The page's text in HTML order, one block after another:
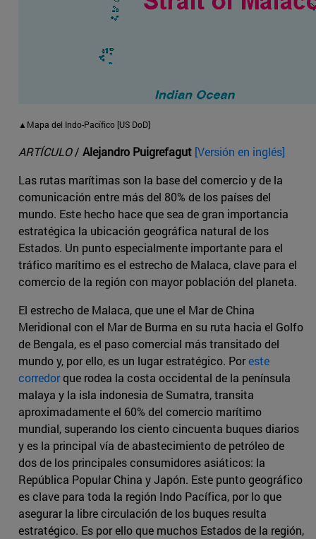
▲Mapa del Indo-Pacífico [US DoD]
ARTÍCULO/ Alejandro Puigrefagut [Versión en inglés]
Las rutas marítimas son la base del comercio y de la
comunicación entre más del 80% de los países del
mundo. Este hecho hace que sea de gran importancia
estratégica la ubicación geográfica natural de los
Estados. Un punto especialmente importante para el
tráfico marítimo es el estrecho de Malaca, clave para el
comercio de la región con mayor población del planeta.
El estrecho de Malaca, que une el Mar de China
Meridional con el Mar de Burma en su ruta hacia el Golfo
de Bengala, es el paso comercial más transitado del
mundo y, por ello, es un lugar estratégico. Poreste
corredorque rodea la costa occidental de la península
malaya y la isla indonesia de Sumatra, transita
aproximadamente el 60% del comercio marítimo
mundial, superando los ciento cincuenta buques diarios
y es la principal vía de abastecimiento de petróleo de
dos de los principales consumidores asiáticos: la
República Popular China y Japón. Este punto geográfico
es clave para toda la región Indo Pacífica, por lo que
asegurar la libre circulación de los buques resulta
estratégico. Es por ello que muchos Estados de la región,